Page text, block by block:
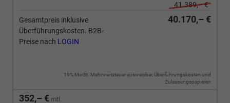
41.389,– €
Gesamtpreis inklusive
Überführungskosten. B2B-
Preise nach LOGIN
40.170,– €
19% MwSt. Mehrwertsteuer ausweisbar, Überführungskosten und
Zulassungspapieren
352,– € mtl.